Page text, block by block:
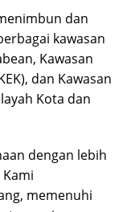
dan
kawasan
Kawasan
dan Kawasan
Kota dan
dengan lebih
memenuhi